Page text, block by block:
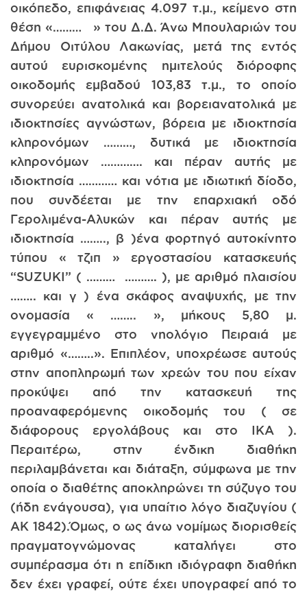
οικόπεδο, επιφάνειας 4.097 τ.μ., κείμενο στη
θέση «……… » του Δ.Δ. Άνω Μπουλαριών του
Δήμου Οιτύλου Λακωνίας, μετά της εντός
αυτού ευρισκομένης ημιτελούς διόροφης
οικοδομής εμβαδού 103,83 τ.μ., το οποίο
συνορεύει ανατολικά και βορειανατολικά με
ιδιοκτησίες αγνώστων, βόρεια με ιδιοκτησία
κληρονόμων ………, δυτικά με ιδιοκτησία
κληρονόμων …………. και πέραν αυτής με
ιδιοκτησία ………… και νότια με ιδιωτική δίοδο,
που συνδέεται με την επαρχιακή οδό
Γερολιμένα-Αλυκών και πέραν αυτής με
ιδιοκτησία …….., β )ένα φορτηγό αυτοκίνητο
τύπου « τζιπ » εργοστασίου κατασκευής
“SUZUKI” ( ……… ………. ), με αριθμό πλαισίου
…….. και γ ) ένα σκάφος αναψυχής, με την
ονομασία « …….. », μήκους 5,80 μ.
εγγεγραμμένο στο νηολόγιο Πειραιά με
αριθμό «……..». Επιπλέον, υποχρέωσε αυτούς
στην αποπληρωμή των χρεών του που είχαν
προκύψει από την κατασκευή της
προαναφερόμενης οικοδομής του ( σε
διάφορους εργολάβους και στο ΙΚΑ ).
Περαιτέρω, στην ένδικη διαθήκη
περιλαμβάνεται και διάταξη, σύμφωνα με την
οποία ο διαθέτης αποκληρώνει τη σύζυγο του
(ήδη ενάγουσα), για υπαίτιο λόγο διαζυγίου (
ΑΚ 1842).Όμως, ο ως άνω νομίμως διορισθείς
πραγματογνώμονας καταλήγει στο
συμπέρασμα ότι η επίδικη ιδιόγραφη διαθήκη
δεν έχει γραφεί, ούτε έχει υπογραφεί από το